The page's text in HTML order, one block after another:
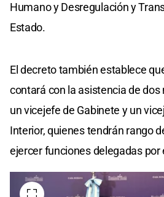
Humano y Desregulación y
Estado.
El decreto también establece
contará con la asistencia de dos
un vicejefe de Gabinete y un
Interior, quienes tendrán rango
ejercer funciones delegadas por